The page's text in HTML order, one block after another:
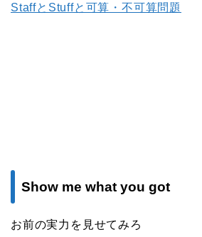
StaffとStuffと可算・不可算問題
Show me what you got
お前の実力を見せてみろ